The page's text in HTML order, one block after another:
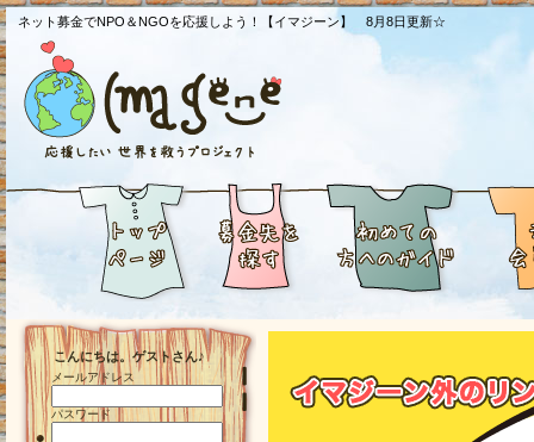
ネット募金でNPO＆NGOを応援しよう！【イマジーン】 8月8日更新☆
こんにちは。ゲストさん♪
メールアドレス
パスワード